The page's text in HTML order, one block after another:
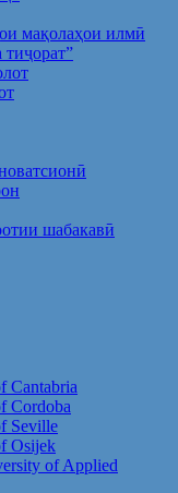
мақолаҳои илмӣ
шабакавӣ
Cantabria
Cordoba
Seville
Osijek
of Applied